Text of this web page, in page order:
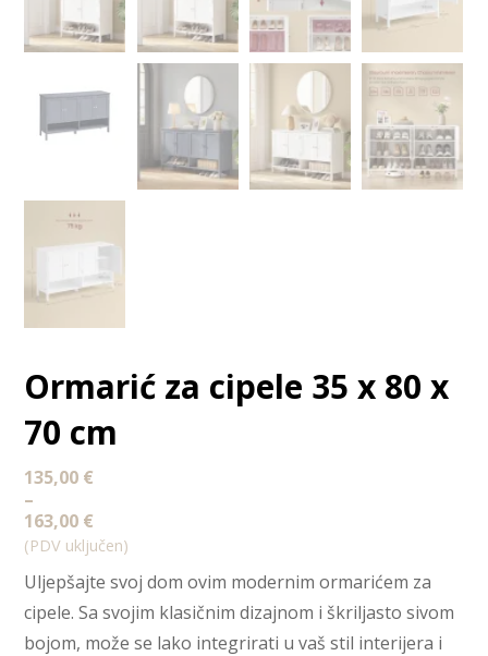
Ormarić za cipele 35 x 80 x
70 cm
135,00 €
–
163,00 €
(PDV uključen)
Uljepšajte svoj dom ovim modernim ormarićem za
cipele. Sa svojim klasičnim dizajnom i škriljasto sivom
bojom, može se lako integrirati u vaš stil interijera i